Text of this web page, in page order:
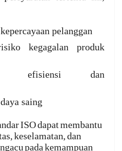
pelanggan
kegagalan produk
efisiensi dan
saing
ISO dapat membantu
keselamatan, dan
pada kemampuan